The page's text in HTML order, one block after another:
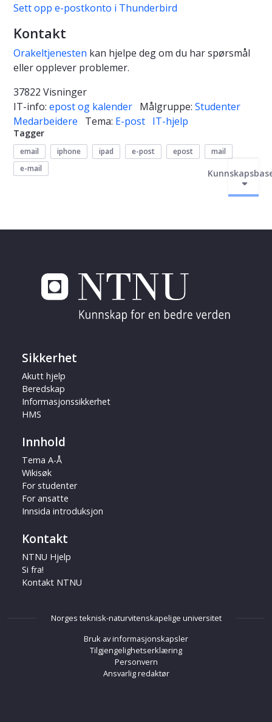
Sett opp e-postkonto i Thunderbird
Kontakt
Orakeltjenesten kan hjelpe deg om du har spørsmål
eller opplever problemer.
37822 Visninger
IT-info: epost og kalender Målgruppe: Studenter
Medarbeidere
Tema: E-post IT-hjelp
Tagger
email iphone ipad e-post epost
mail
e-mail
Sikkerhet
Akutt hjelp
Beredskap
Informasjonssikkerhet
HMS
Innhold
Tema A-Å
Wikisøk
For studenter
For ansatte
Innsida introduksjon
Kontakt
NTNU Hjelp
Si fra!
Kontakt NTNU
Norges teknisk-naturvitenskapelige universitet
Bruk av informasjonskapsler
Tilgjengelighetserklæring
Personvern
Ansvarlig redaktør